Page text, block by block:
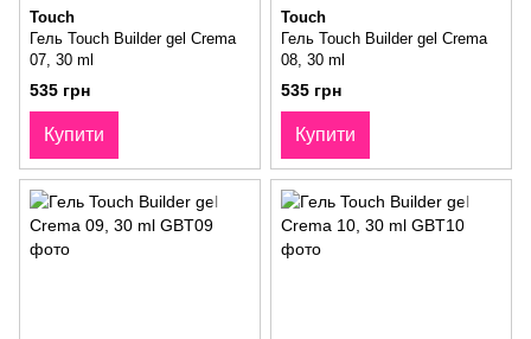
Touch
Гель Touch Builder gel Crema
07, 30 ml
535 грн
Купити
Touch
Гель Touch Builder gel Crema
08, 30 ml
535 грн
Купити